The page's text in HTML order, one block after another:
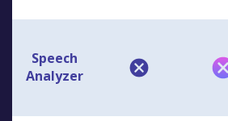
Speech
Analyzer